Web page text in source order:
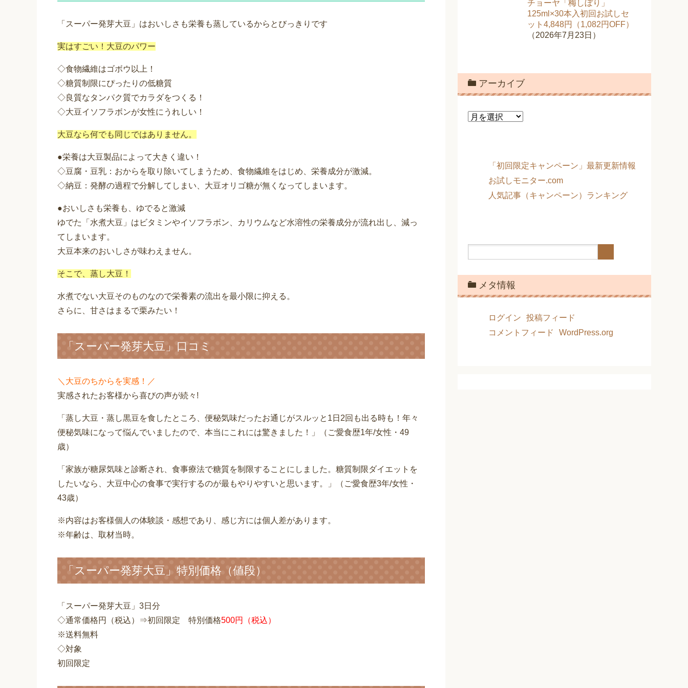
「スーパー発芽大豆」はおいしさも栄養も蒸しているからとびっきりです
実はすごい！大豆のパワー
◇食物繊維はゴボウ以上！
◇糖質制限にぴったりの低糖質
◇良質なタンパク質でカラダをつくる！
◇大豆イソフラボンが女性にうれしい！
大豆なら何でも同じではありません。
●栄養は大豆製品によって大きく違い！
◇豆腐・豆乳：おからを取り除いてしまうため、食物繊維をはじめ、栄養成分が激減。
◇納豆：発酵の過程で分解してしまい、大豆オリゴ糖が無くなってしまいます。
●おいしさも栄養も、ゆでると激減
ゆでた「水煮大豆」はビタミンやイソフラボン、カリウムなど水溶性の栄養成分が流れ出し、減っ
てしまいます。
大豆本来のおいしさが味わえません。
そこで、蒸し大豆！
水煮でない大豆そのものなので栄養素の流出を最小限に抑える。
さらに、甘さはまるで栗みたい！
「スーパー発芽大豆」口コミ
＼大豆のちからを実感！／
実感されたお客様から喜びの声が続々!
「蒸し大豆・蒸し黒豆を食したところ、便秘気味だったお通じがスルッと1日2回も出る時も！年々
便秘気味になって悩んでいましたので、本当にこれには驚きました！」（ご愛食歴1年/女性・49
歳）
「家族が糖尿気味と診断され、食事療法で糖質を制限することにしました。糖質制限ダイエットを
したいなら、大豆中心の食事で実行するのが最もやりやすいと思います。」（ご愛食歴3年/女性・
43歳）
※内容はお客様個人の体験談・感想であり、感じ方には個人差があります。
※年齢は、取材当時。
「スーパー発芽大豆」特別価格（値段）
「スーパー発芽大豆」3日分
◇通常価格円（税込）⇒初回限定 特別価格500円（税込）
※送料無料
◇対象
初回限定
チョーヤ「梅しぼり」
125ml×30本入初回お試しセ
ット4,848円（1,082円OFF）
（2026年7月23日）
アーカイブ
ア
「初回限定キャンペーン」最新更新情報
お試しモニター.com
人気記事（キャンペーン）ランキング
メタ情報
ログイン
投稿フィード
コメントフィード
WordPress.org